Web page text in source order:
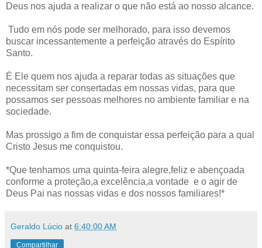
Deus nos ajuda a realizar o que não está ao nosso alcance.
Tudo em nós pode ser melhorado, para isso devemos
buscar incessantemente a perfeição através do Espírito
Santo.
É Ele quem nos ajuda a reparar todas as situações que
necessitam ser consertadas em nossas vidas, para que
possamos ser pessoas melhores no ambiente familiar e na
sociedade.
Mas prossigo a fim de conquistar essa perfeição para a qual
Cristo Jesus me conquistou.
*Que tenhamos uma quinta-feira alegre,feliz e abençoada
conforme a proteção,a excelência,a vontade e o agir de
Deus Pai nas nossas vidas e dos nossos familiares!*
Geraldo Lúcio at 6:40:00 AM
Compartilhar